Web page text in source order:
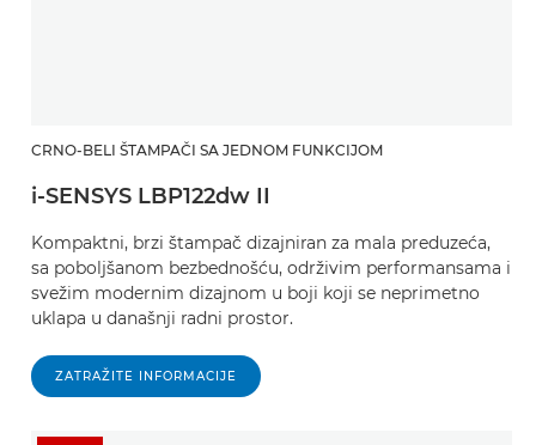
CRNO-BELI ŠTAMPAČI SA JEDNOM FUNKCIJOM
i-SENSYS LBP122dw II
Kompaktni, brzi štampač dizajniran za mala preduzeća,
sa poboljšanom bezbednošću, održivim performansama i
svežim modernim dizajnom u boji koji se neprimetno
uklapa u današnji radni prostor.
ZATRAŽITE INFORMACIJE